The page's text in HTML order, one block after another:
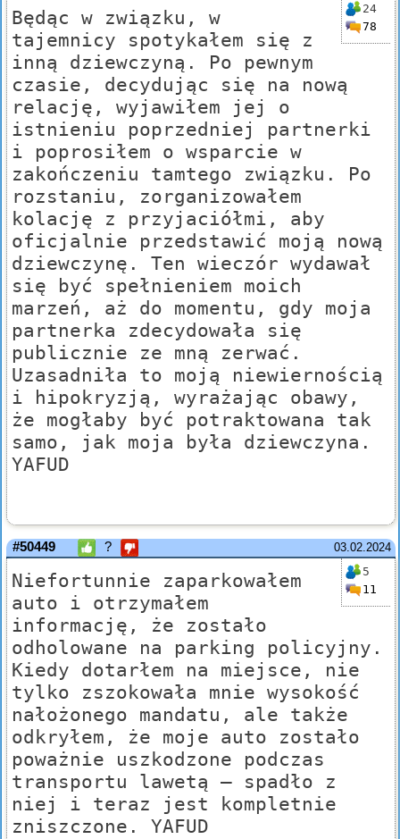
24
78
Będąc w związku, w
tajemnicy spotykałem się z
inną dziewczyną. Po pewnym
czasie, decydując się na nową
relację, wyjawiłem jej o
istnieniu poprzedniej partnerki
i poprosiłem o wsparcie w
zakończeniu tamtego związku. Po
rozstaniu, zorganizowałem
kolację z przyjaciółmi, aby
oficjalnie przedstawić moją nową
dziewczynę. Ten wieczór wydawał
się być spełnieniem moich
marzeń, aż do momentu, gdy moja
partnerka zdecydowała się
publicznie ze mną zerwać.
Uzasadniła to moją niewiernością
i hipokryzją, wyrażając obawy,
że mogłaby być potraktowana tak
samo, jak moja była dziewczyna.
YAFUD
03.02.2024
#50449 ?
5
11
Niefortunnie zaparkowałem
auto i otrzymałem
informację, że zostało
odholowane na parking policyjny.
Kiedy dotarłem na miejsce, nie
tylko zszokowała mnie wysokość
nałożonego mandatu, ale także
odkryłem, że moje auto zostało
poważnie uszkodzone podczas
transportu lawetą – spadło z
niej i teraz jest kompletnie
zniszczone. YAFUD